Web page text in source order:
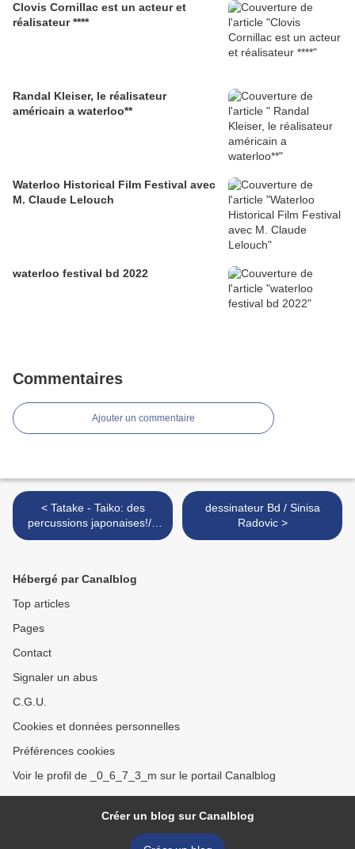
Clovis Cornillac est un acteur et
réalisateur ****
Randal Kleiser, le réalisateur
américain a waterloo**
Waterloo Historical Film Festival avec
M. Claude Lelouch
waterloo festival bd 2022
Commentaires
Ajouter un commentaire
< Tatake - Taiko: des
percussions japonaises!/ (
日本の打楽器 )
dessinateur Bd / Sinisa
Radovic >
Hébergé par Canalblog
Top articles
Pages
Contact
Signaler un abus
C.G.U.
Cookies et données personnelles
Préférences cookies
Voir le profil de _0_6_7_3_m sur le portail Canalblog
Créer un blog sur Canalblog